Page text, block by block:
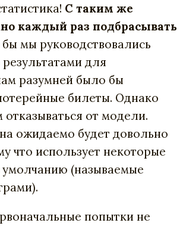
С таким же
каждый раз подбрасывать
мы руководствовались
для
разумней было бы
билеты. Однако
отказываться от модели.
ожидаемо будет довольно
что использует некоторые
умолчанию (называемые
попытки не